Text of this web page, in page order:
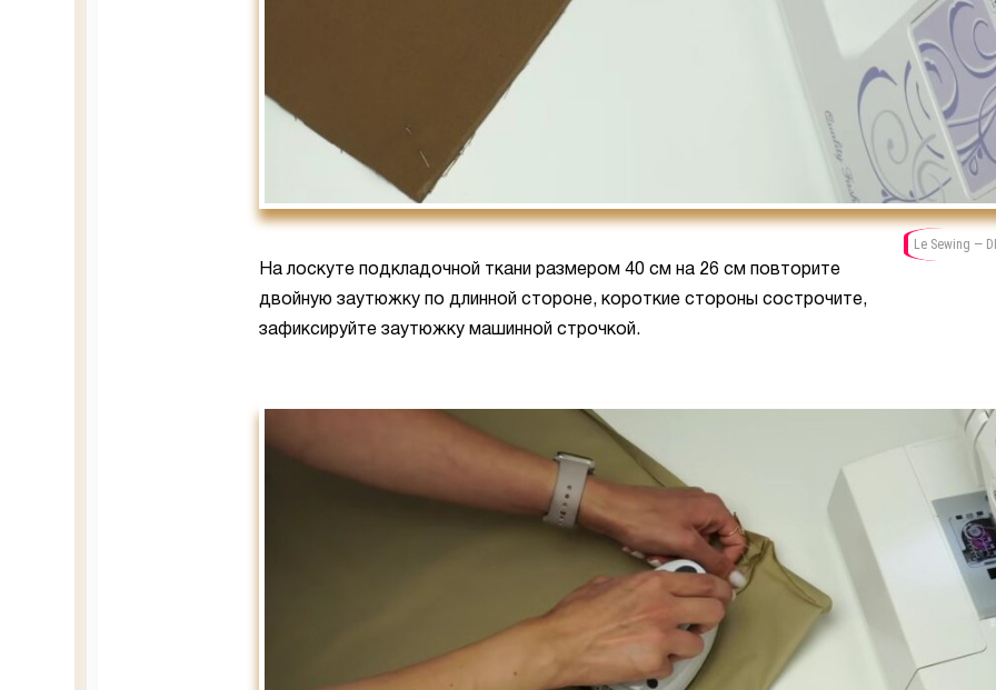
Le Sewing —
На лоскуте подкладочной ткани размером 40 см на 26 см повторите
двойную заутюжку по длинной стороне, короткие стороны сострочите,
зафиксируйте заутюжку машинной строчкой.